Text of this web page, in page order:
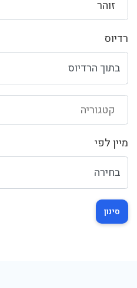
זוהר
רדיוס
קטגוריה
מיין לפי
סינון